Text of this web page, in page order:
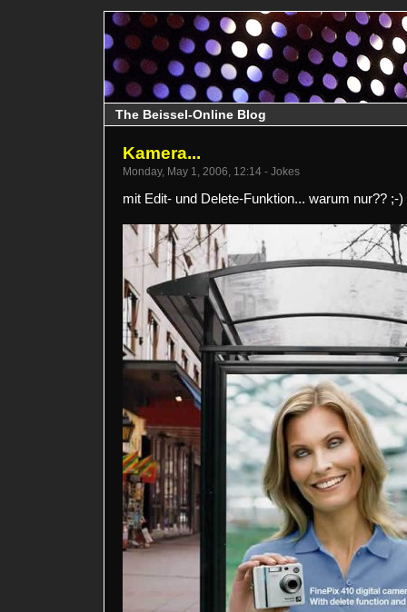
The Beissel-Online Blog
Kamera...
Monday, May 1, 2006, 12:14 - Jokes
mit Edit- und Delete-Funktion... warum nur?? ;-)